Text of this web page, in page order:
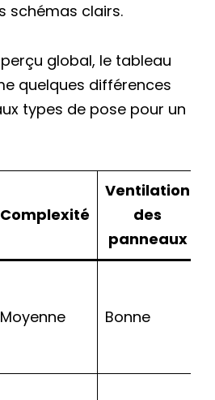
schémas clairs.
global, le tableau
quelques différences
types de pose pour un
Complexité
Ventilation
des
panneaux
Moyenne Bonne